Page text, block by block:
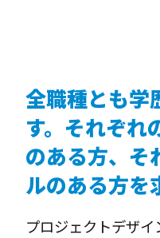
全職種とも学
す。それぞれ
のある方、そ
ルのある方を
プロジェクトデザ